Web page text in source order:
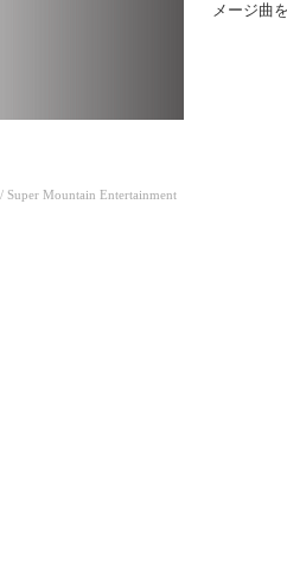
メージ曲
Mountain Entertainment